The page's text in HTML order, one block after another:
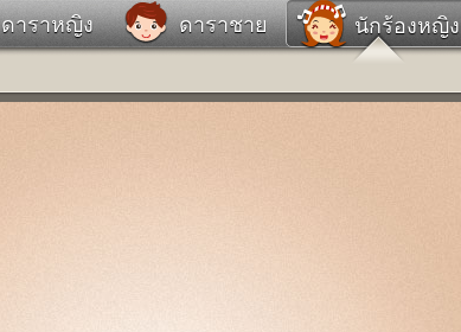
ดูดวง
ทำนายฝัน
ผู้ชาย
ผลบอล
dictionary
เช็คความเร็วเน็ต
ดาราหญิง ดาราชาย นักร้องหญิง